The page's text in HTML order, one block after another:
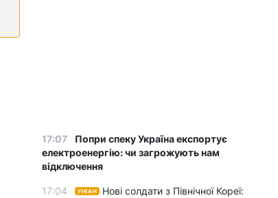
17:07
Попри спеку Україна експортує
електроенергію: чи загрожують нам
відключення
17:04 УНІАН
Нові солдати з Північної Кореї: